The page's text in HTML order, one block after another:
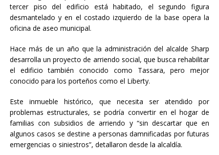
tercer piso del edificio está habitado, el segundo figura
desmantelado y en el costado izquierdo de la base opera la
oficina de aseo municipal.
Hace más de un año que la administración del alcalde Sharp
desarrolla un proyecto de arriendo social, que busca rehabilitar
el edificio también conocido como Tassara, pero mejor
conocido para los porteños como el Liberty.
Este inmueble histórico, que necesita ser atendido por
problemas estructurales, se podría convertir en el hogar de
familias con subsidios de arriendo y “sin descartar que en
algunos casos se destine a personas damnificadas por futuras
emergencias o siniestros”, detallaron desde la alcaldía.